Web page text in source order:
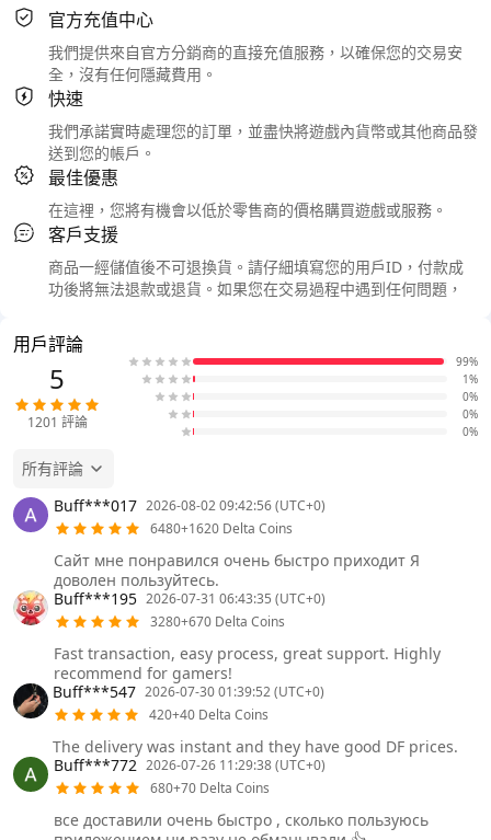
官方充值中心
我們提供來自官方分銷商的直接充值服務，以確保您的交易安
全，沒有任何隱藏費用。
快速
我們承諾實時處理您的訂單，並盡快將遊戲內貨幣或其他商品發
送到您的帳戶。
最佳優惠
在這裡，您將有機會以低於零售商的價格購買遊戲或服務。
客戶支援
商品一經儲值後不可退換貨。請仔細填寫您的用戶ID，付款成
功後將無法退款或退貨。如果您在交易過程中遇到任何問題，
用戶評論
5
1201 評論
99%
1%
0%
0%
0%
所有評論
Buff***017 2026-08-02 09:42:56 (UTC+0)
6480+1620 Delta Coins
Сайт мне понравился очень быстро приходит Я
доволен пользуйтесь.
Buff***195 2026-07-31 06:43:35 (UTC+0)
3280+670 Delta Coins
Fast transaction, easy process, great support. Highly
recommend for gamers!
Buff***547 2026-07-30 01:39:52 (UTC+0)
420+40 Delta Coins
The delivery was instant and they have good DF prices.
Buff***772 2026-07-26 11:29:38 (UTC+0)
680+70 Delta Coins
все доставили очень быстро , сколько пользуюсь